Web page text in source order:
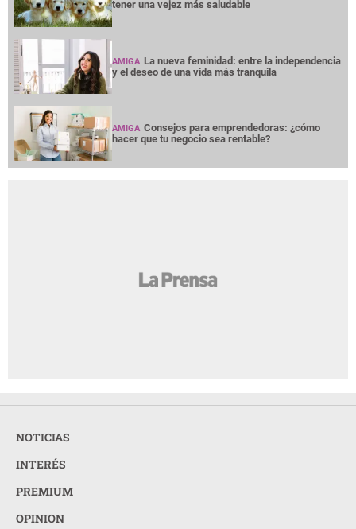
tener una vejez más saludable
AMIGA La nueva feminidad: entre la independencia
y el deseo de una vida más tranquila
AMIGA Consejos para emprendedoras: ¿cómo
hacer que tu negocio sea rentable?
NOTICIAS
INTERÉS
PREMIUM
OPINION